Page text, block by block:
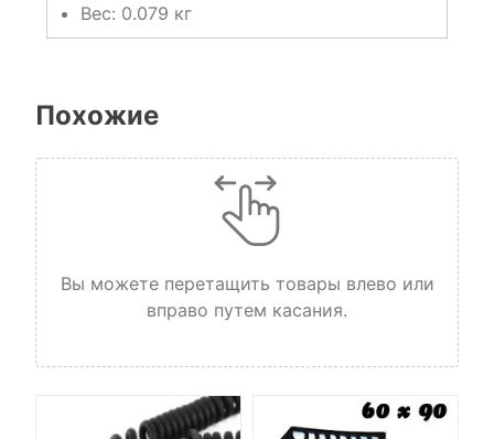
Вес: 0.079 кг
Похожие
Вы можете перетащить товары влево или
вправо путем касания.